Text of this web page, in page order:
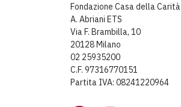
Fondazione Casa della Carità
A. Abriani ETS
Via F. Brambilla, 10
20128 Milano
02 25935200
C.F. 97316770151
Partita IVA: 08241220964